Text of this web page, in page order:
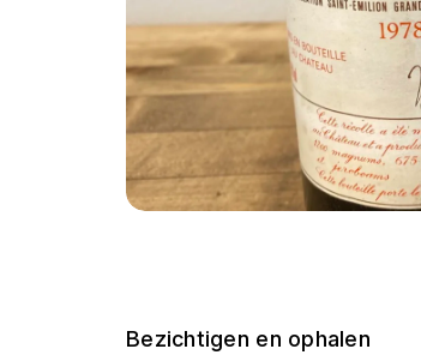
Bezichtigen en ophalen